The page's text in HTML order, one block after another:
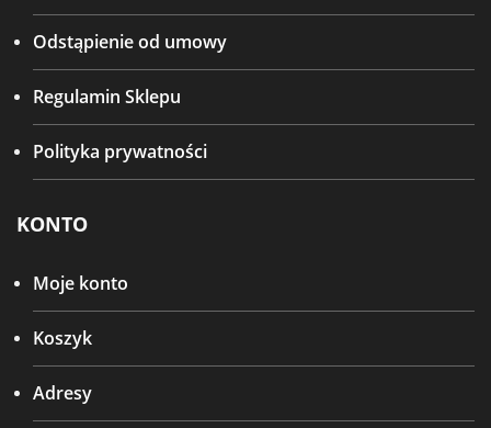
Odstąpienie od umowy
Regulamin Sklepu
Polityka prywatności
KONTO
Moje konto
Koszyk
Adresy